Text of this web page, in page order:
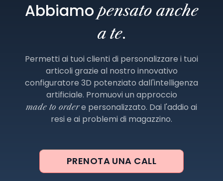
Abbiamopensato anche
a te.
Permetti ai tuoi clienti di personalizzare i tuoi
articoli grazie al nostro innovativo
configuratore 3D potenziato dall'intelligenza
artificiale. Promuovi un approccio
made to ordere personalizzato. Dai l'addio ai
resi e ai problemi di magazzino.
PRENOTA UNA CALL